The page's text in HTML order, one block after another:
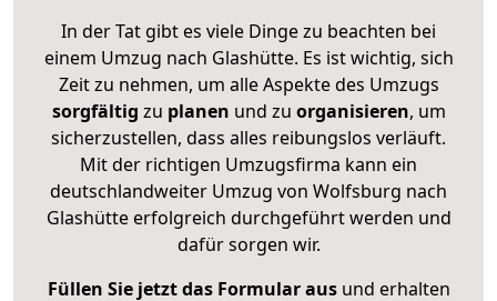
In der Tat gibt es viele Dinge zu beachten bei
einem Umzug nach Glashütte. Es ist wichtig, sich
Zeit zu nehmen, um alle Aspekte des Umzugs
sorgfältig zu planen und zu organisieren, um
sicherzustellen, dass alles reibungslos verläuft.
Mit der richtigen Umzugsfirma kann ein
deutschlandweiter Umzug von Wolfsburg nach
Glashütte erfolgreich durchgeführt werden und
dafür sorgen wir.
Füllen Sie jetzt das Formular ausund erhalten